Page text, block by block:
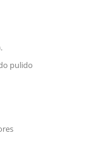
pulido